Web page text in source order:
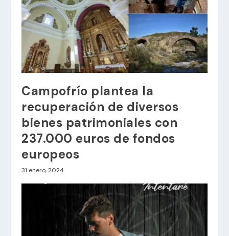
Campofrío plantea la
recuperación de diversos
bienes patrimoniales con
237.000 euros de fondos
europeos
31 enero, 2024